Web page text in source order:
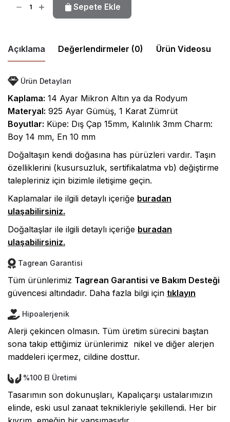
adet
Sepete Ekle
Açıklama Değerlendirmeler (0) Ürün Videosu
Ürün Detayları
Kaplama: 14 Ayar Mikron Altın ya da Rodyum
Materyal: 925 Ayar Gümüş, 1 Karat Zümrüt
Boyutlar: Küpe: Dış Çap 15mm, Kalınlık 3mm Charm:
Boy 14 mm, En 10 mm
Doğaltaşın kendi doğasına has pürüzleri vardır. Taşın
özelliklerini (kusursuzluk, sertifikalatma vb) değiştirme
talepleriniz için bizimle iletişime geçin.
Kaplamalar ile ilgili detaylı içeriğe buradan
ulaşabilirsiniz.
Doğaltaşlar ile ilgili detaylı içeriğe buradan
ulaşabilirsiniz.
Tagrean Garantisi
Tüm ürünlerimiz Tagrean Garantisi ve Bakım Desteği
güvencesi altındadır. Daha fazla bilgi için tıklayın
Hipoalerjenik
Alerji çekincen olmasın. Tüm üretim sürecini baştan
sona takip ettiğimiz ürünlerimiz nikel ve diğer alerjen
maddeleri içermez, cildine dosttur.
%100 El Üretimi
Tasarımın son dokunuşları, Kapalıçarşı ustalarımızın
elinde, eski usul zanaat teknikleriyle şekillendi. Her bir
Yalnızca bu ürünü satın alan oturum açmış müşteriler
Henüz değerlendirme yok.